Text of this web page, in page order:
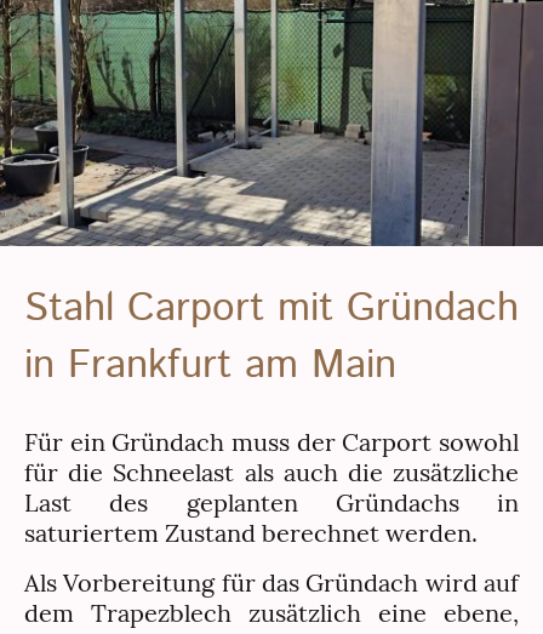
Stahl Carport mit Gründach
in Frankfurt am Main
Für ein Gründach muss der Carport sowohl
für die Schneelast als auch die zusätzliche
Last des geplanten Gründachs in
saturiertem Zustand berechnet werden.
Als Vorbereitung für das Gründach wird auf
dem Trapezblech zusätzlich eine ebene,